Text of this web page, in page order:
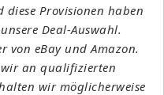
Provisionen haben
Deal-Auswahl.
von eBay und Amazon.
wir an qualifizierten
wir möglicherweise